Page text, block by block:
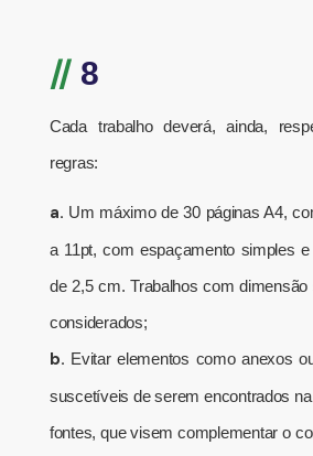
// 8
Cada trabalho deverá, ainda,
regras:
a. Um máximo de 30 páginas A4,
a 11pt, com espaçamento simples
de 2,5 cm. Trabalhos com
considerados;
b. Evitar elementos como anexos
suscetíveis de serem encontrados
fontes, que visem complementar o